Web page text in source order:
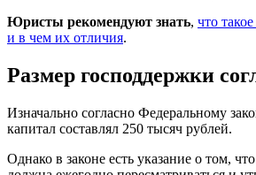
Юристы рекомендуют знать, что
и в чем их отличия.
Размер господдержки
Изначально согласно Федеральному
капитал составлял 250 тысяч рублей.
Однако в законе есть указание о том,